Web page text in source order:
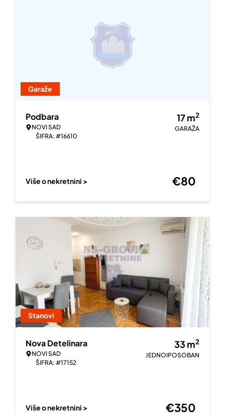
Garaže
Podbara
NOVI SAD
ŠIFRA: #16610
17m2
GARAŽA
Više o nekretnini > €80
Stanovi
Nova Detelinara
NOVI SAD
ŠIFRA: #17152
33 m2
JEDNOIPOSOBAN
Više o nekretnini > €350